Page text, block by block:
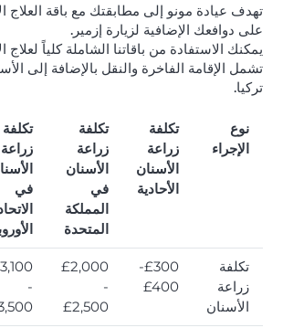
تهدف عيادة مونو إلى مطابقتك مع باقة العلاج
على دوافعك الإضافية لزيارة إزمير.
يمكنك الاستفادة من باقاتنا الشاملة كلياً لعلاج
تشمل الإقامة الفاخرة والنقل بالإضافة إلى
تركيا.
نوع
الإجراء
تكلفة
زراعة
الأسنان
الأحادية
تكلفة
زراعة
الأسنان
في
المملكة
المتحدة
تكلفة
زراعة
في
تكلفة
زراعة
الأسنان
£300-
£400
£2,000
-
£2,500
-